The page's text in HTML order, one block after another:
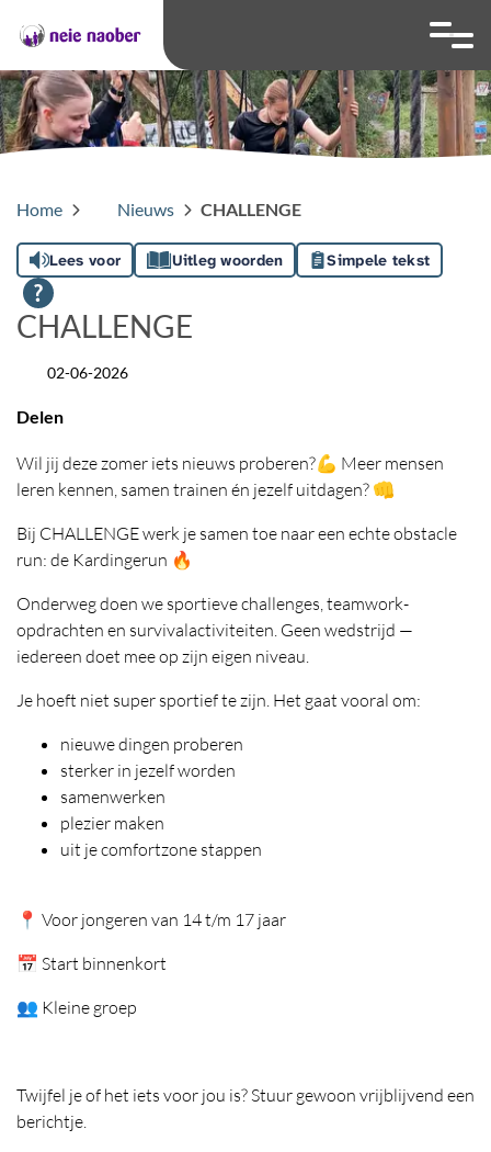
Hoog contrast
Ga naar
Home Nieuws CHALLENGE
Lees voor Uitleg woorden Simpele tekst
CHALLENGE
Datum
02-06-2026
Delen
Wil jij deze zomer iets nieuws proberen?💪 Meer mensen
leren kennen, samen trainen én jezelf uitdagen? 👊
Bij CHALLENGE werk je samen toe naar een echte obstacle
run: de Kardingerun 🔥
Onderweg doen we sportieve challenges, teamwork-
opdrachten en survivalactiviteiten. Geen wedstrijd —
iedereen doet mee op zijn eigen niveau.
Je hoeft niet super sportief te zijn. Het gaat vooral om:
nieuwe dingen proberen
sterker in jezelf worden
samenwerken
plezier maken
uit je comfortzone stappen
📍 Voor jongeren van 14 t/m 17 jaar
📅 Start binnenkort
👥 Kleine groep
Twijfel je of het iets voor jou is? Stuur gewoon vrijblijvend een
berichtje.